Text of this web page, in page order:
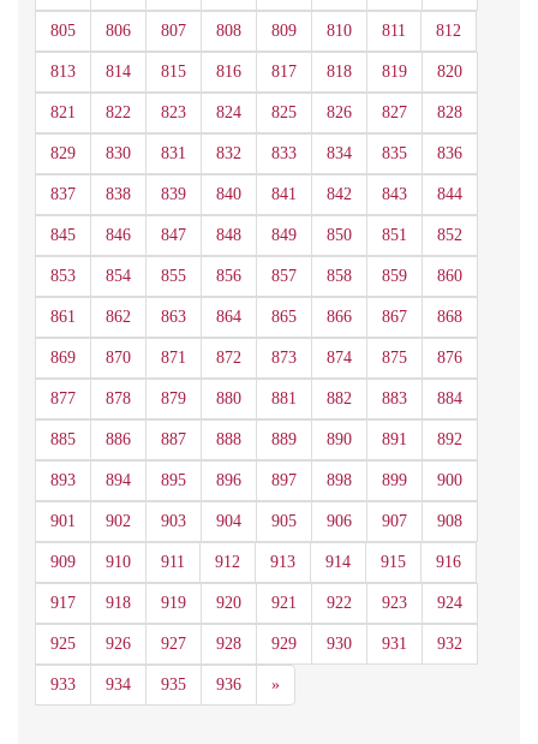
805 806 807 808 809 810 811 812
813 814 815 816 817 818 819 820
821 822 823 824 825 826 827 828
829 830 831 832 833 834 835 836
837 838 839 840 841 842 843 844
845 846 847 848 849 850 851 852
853 854 855 856 857 858 859 860
861 862 863 864 865 866 867 868
869 870 871 872 873 874 875 876
877 878 879 880 881 882 883 884
885 886 887 888 889 890 891 892
893 894 895 896 897 898 899 900
901 902 903 904 905 906 907 908
909 910 911 912 913 914 915 916
917 918 919 920 921 922 923 924
925 926 927 928 929 930 931 932
933 934 935 936 »Siguiente